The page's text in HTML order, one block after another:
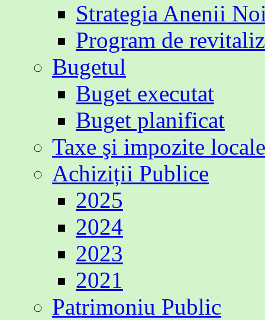
Strategia Anenii
Program de
Bugetul
Buget executat
Buget planificat
Taxe şi impozite locale
Achiziții Publice
2025
2024
2023
2021
Patrimoniu Public